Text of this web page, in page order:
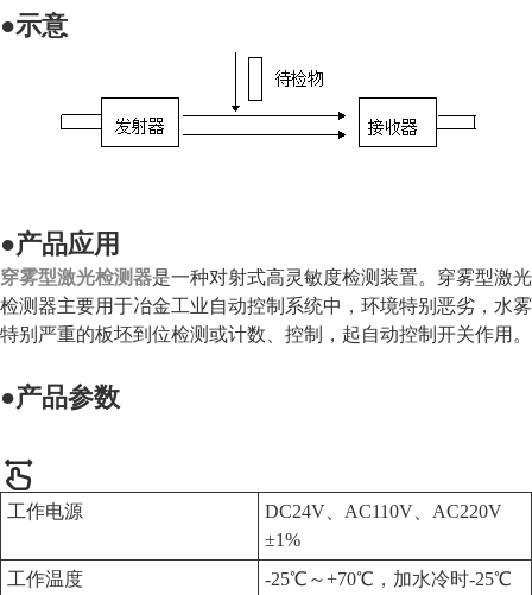
●示意
●产品应用
穿雾型激光检测器是一种对射式高灵敏度检测装置。穿雾型激光
检测器主要用于冶金工业自动控制系统中，环境特别恶劣，水雾
特别严重的板坯到位检测或计数、控制，起自动控制开关作用。
●产品参数
工作电源
DC24V、AC110V、AC220V
±1%
工作温度
-25℃～+70℃，加水冷时-25℃